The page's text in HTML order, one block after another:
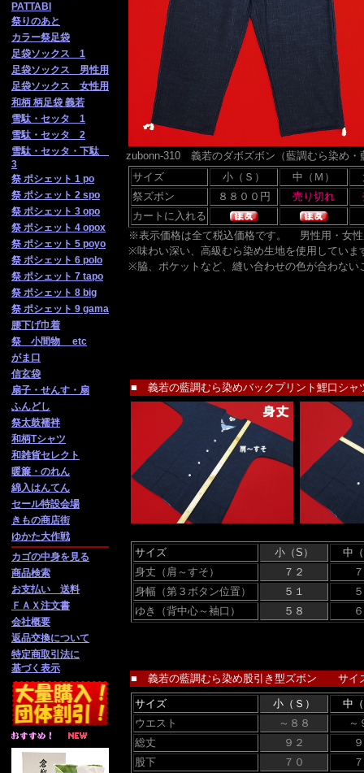
PATTABI
祭りのあと
カラー祭足袋
足袋ソックス 1
足袋ソックス 男性用
足袋ソックス 女性用
和柄 柄足袋 義若
雪駄・セッタ 1
雪駄・セッタ 2
雪駄・セッタ・下駄
3
祭 ポシェット 1 po
祭 ポシェット 2 spo
祭 ポシェット 3 opo
祭 ポシェット 4 opox
祭 ポシェット 5 poyo
祭 ポシェット 6 polo
祭 ポシェット 7 tapo
祭 ポシェット 8 big
祭 ポシェット 9 gama
腰下げ巾着
祭 小間物 etc
がま口
信玄袋
扇子・せんす・扇
ふんどし
祭太鼓襦袢
和柄Tシャツ
和雑貨セレクト
暖簾・のれん
綿入はんてん
セール特設会場
きもの商店街
ゆかた大作戦
カゴの中身を見る
商品検索
お支払い 送料
ＦＡＸ注文書
会社概要
返品交換について
特定商取引法に
基づく表示
zubonn-310 義若のダボズボン（藍調むら染
サイズ
小（Ｓ） 中（Ｍ）
祭ズボン
カートに入れる
※表示価格は全て税込価格です。
男性用・女
※味わい深い、高級むら染め生地を使用していま
※脇、ポケットなど、縫い合わせの色が合わな
■ 義若の藍調むら染めバックプリント鯉口シ
サイズ 小（S）
中
身丈（肩～すそ）
７２
身幅（第３ボタン位置）
５１
ゆき（背中心～袖口）
５８
■ 義若の藍調むら染め股引き型ズボン サイ
サイズ 小（Ｓ）
中
ウエスト
～８８
～
総丈
９２
股下
７０